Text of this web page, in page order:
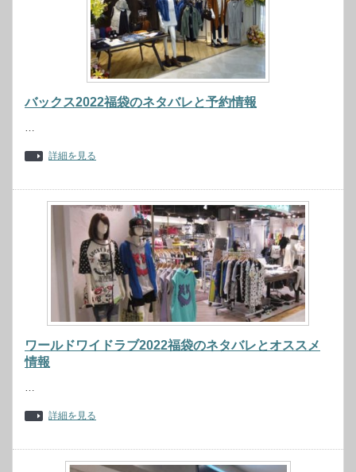
バックス2022福袋のネタバレと予約情報
詳細を見る
ワールドワイドラブ2022福袋のネタバレとオススメ
情報
詳細を見る